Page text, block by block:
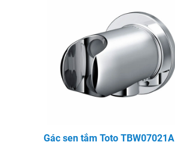
Gác sen tắm Toto TBW07021A